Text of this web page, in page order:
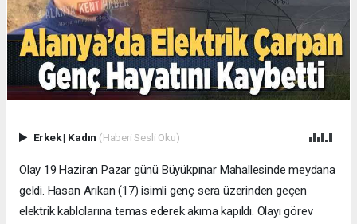
Erkek| Kadın (Haberi Sesli Oku)
Olay 19 Haziran Pazar günü Büyükpınar Mahallesinde meydana
geldi. Hasan Arıkan (17) isimli genç sera üzerinden geçen
elektrik kablolarına temas ederek akıma kapıldı. Olayı görev